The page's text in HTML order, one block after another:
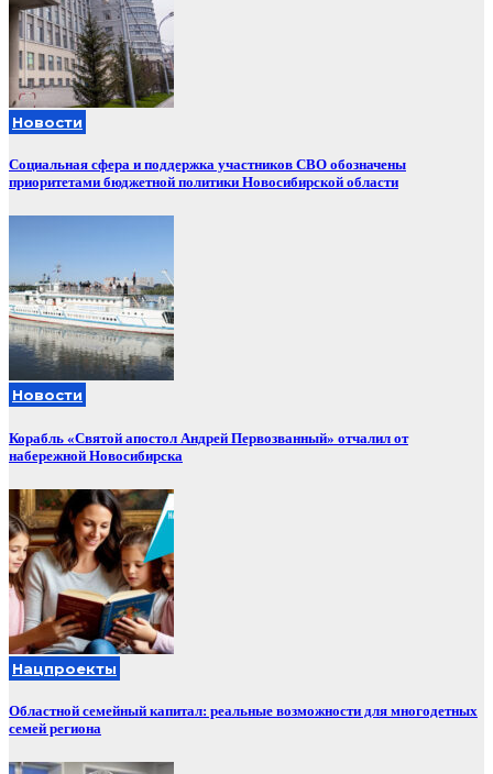
Новости
Социальная сфера и поддержка участников СВО обозначены
приоритетами бюджетной политики Новосибирской области
Новости
Корабль «Святой апостол Андрей Первозванный» отчалил от
набережной Новосибирска
Нацпроекты
Областной семейный капитал: реальные возможности для многодетных
семей региона